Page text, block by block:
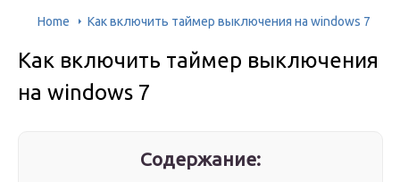
Home Как включить таймер выключения на windows 7
Как включить таймер выключения
на windows 7
Содержание: